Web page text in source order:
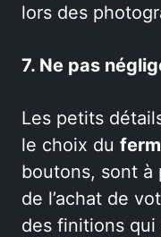
lors des
7. Ne pas
Les petits
le choix du
boutons, sont à
de l’achat de
des finitions